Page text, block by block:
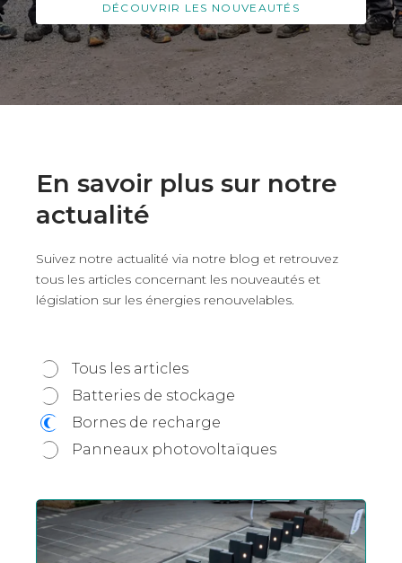
DÉCOUVRIR LES NOUVEAUTÉS
En savoir plus sur notre
actualité
Suivez notre actualité via notre blog et retrouvez
tous les articles concernant les nouveautés et
législation sur les énergies renouvelables.
Tous les articles
Batteries de stockage
Bornes de recharge
Panneaux photovoltaïques